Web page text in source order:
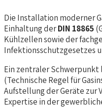
Die Installation moderner
Einhaltung derDIN 18865
Kühlzellen sowie der
Infektionsschutzgesetzes
Ein zentraler Schwerpunkt
(Technische Regel für
Aufstellung der Geräte zur
Expertise in der